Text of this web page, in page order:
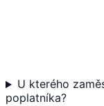
U kterého
poplatníka?